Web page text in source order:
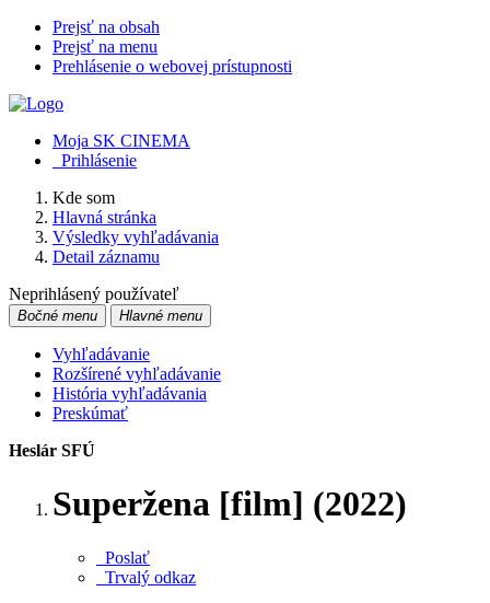
Prejsť na obsah
Prejsť na menu
Prehlásenie o webovej prístupnosti
Moja SK CINEMA
Prihlásenie
Kde som
Hlavná stránka
Výsledky vyhľadávania
Detail záznamu
Neprihlásený používateľ
Bočné menu Hlavné menu
Vyhľadávanie
Rozšírené vyhľadávanie
História vyhľadávania
Preskúmať
Heslár SFÚ
Superžena [film] (2022)
Poslať
Trvalý odkaz